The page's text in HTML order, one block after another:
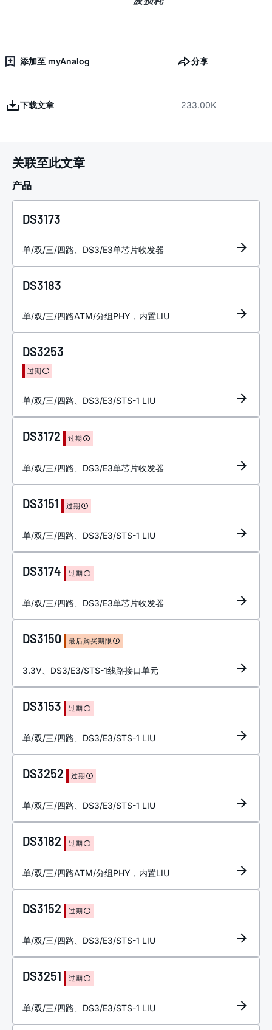
添加至 myAnalog 分享
下载文章 233.00K
关联至此文章
产品
DS3173
单/双/三/四路、DS3/E3单芯片收发器
DS3183
单/双/三/四路ATM/分组PHY，内置LIU
DS3253
过期
单/双/三/四路、DS3/E3/STS-1 LIU
DS3172 过期
单/双/三/四路、DS3/E3单芯片收发器
DS3151 过期
单/双/三/四路、DS3/E3/STS-1 LIU
DS3174 过期
单/双/三/四路、DS3/E3单芯片收发器
DS3150 最后购买期限
3.3V、DS3/E3/STS-1线路接口单元
DS3153 过期
单/双/三/四路、DS3/E3/STS-1 LIU
DS3252 过期
单/双/三/四路、DS3/E3/STS-1 LIU
DS3182 过期
单/双/三/四路ATM/分组PHY，内置LIU
DS3152 过期
单/双/三/四路、DS3/E3/STS-1 LIU
DS3251 过期
单/双/三/四路、DS3/E3/STS-1 LIU